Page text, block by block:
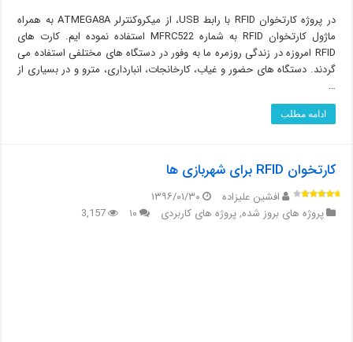
در پروژه کارتخوان RFID با رابط USB، از میکروکنترلر ATMEGA8A به همراه
ماژول کارتخوان RFID به شماره MFRC522 استفاده نموده ایم. کارت های
RFID امروزه در زندگی روزمره ما به وفور در دستگاه های مختلفی استفاده می
گردند. دستگاه های حضور و غیاب، کارخانجات، انبارداری، مترو و در بسیاری از
…
ادامه مطلب
کارتخوان RFID برای شهربازی ها
افشین علیزاده
۱۳۹۶/۰۱/۳۰
پروژه های بروز شده,پروژه های کاربردی ۱۰ 3,157